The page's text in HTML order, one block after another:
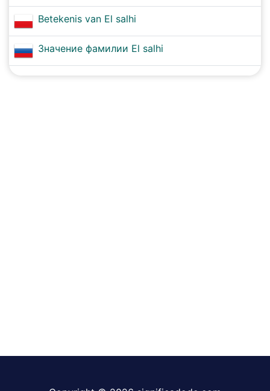
Betekenis van El salhi
Значение фамилии El salhi